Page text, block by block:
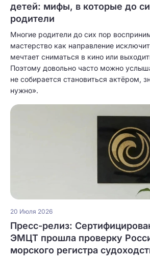
детей: мифы, в которые до
родители
Многие родители до сих пор
мастерство как направление
мечтает сниматься в кино или
Поэтому довольно часто можно
не собирается становиться актёром,
нужно».
20 Июля 2026
Пресс-релиз:
ЭМЦТ прошла проверку
морского регистра